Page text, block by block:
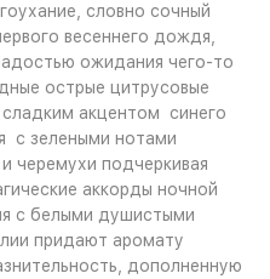
словно сочный
весеннего дождя,
ожидания чего-то
острые цитрусовые
акцентом синего
с зелеными нотами
черемухи подчеркивая
аккорды ночной
с белыми душистыми
придают аромату
дополненную